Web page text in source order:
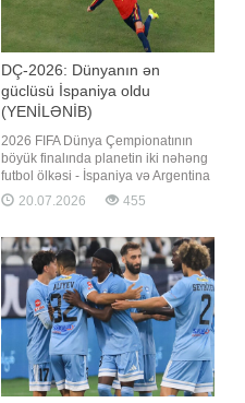
DÇ-2026: Dünyanın ən
güclüsü İspaniya oldu
(YENİLƏNİB)
2026 FIFA Dünya Çempionatının
böyük finalında planetin iki nəhəng
futbol ölkəsi - İspaniya və Argentina
yığmaları qarşı-qarşıya gəlib.
Qaynarinfo xəbər verir ki, Nyu-
keçirilən və gərginliyi son saniyəyə
qədər davam edən tarixi qarşılaşma
"qırmızı furiya"nı
20.07.2026 455